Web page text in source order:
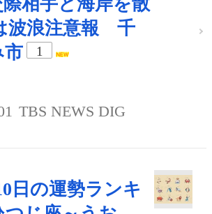
波浪注意報 千
市
1
TBS NEWS DIG
日の運勢ランキ